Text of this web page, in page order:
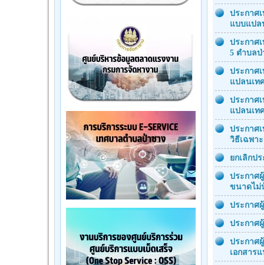
ประกาศ
แบบแปล
ประกาศ
5 ตำบลป่
ประกาศ
แปลนเท
ประกาศ
แปลนเท
ประกาศ
วิธีเฉพาะ
ยกเลิกป
ประกาศ
ขนาดไม่
ประกาศ
ประกาศ
ประกาศ
เอกสาร